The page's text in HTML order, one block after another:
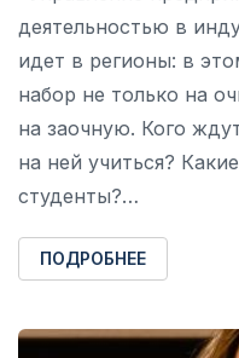
деятельностью в
идет в регионы: в
набор не только на
на заочную. Кого
на ней учиться?
студенты?…
ПОДРОБНЕЕ